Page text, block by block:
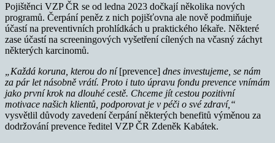
Pojištěnci VZP ČR se od ledna 2023 dočkají několika nových
programů. Čerpání peněz z nich pojišťovna ale nově podmiňuje
účastí na preventivních prohlídkách u praktického lékaře. Některé
zase účastí na screeningových vyšetření cílených na včasný záchyt
některých karcinomů.
„Každá koruna, kterou do ní[prevence] dnes investujeme, se nám
za pár let násobně vrátí. Proto i tuto úpravu fondu prevence vnímám
jako první krok na dlouhé cestě. Chceme jít cestou pozitivní
motivace našich klientů, podporovat je v péči o své zdraví,“
vysvětlil důvody zavedení čerpání některých benefitů výměnou za
dodržování prevence ředitel VZP ČR Zdeněk Kabátek.